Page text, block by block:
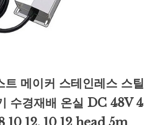
트 메이커 스테인레스 스틸
수경재배 온실 DC 48V 4